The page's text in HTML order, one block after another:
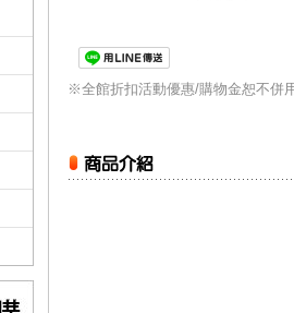
※全館折扣活動優惠/購物金恕不併